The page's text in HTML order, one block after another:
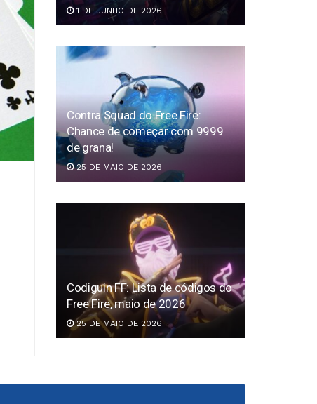
1 DE JUNHO DE 2026
Contra Squad do Free Fire:
Chance de começar com 9999
de grana!
25 DE MAIO DE 2026
Codiguin FF: Lista de códigos do
Free Fire, maio de 2026
25 DE MAIO DE 2026